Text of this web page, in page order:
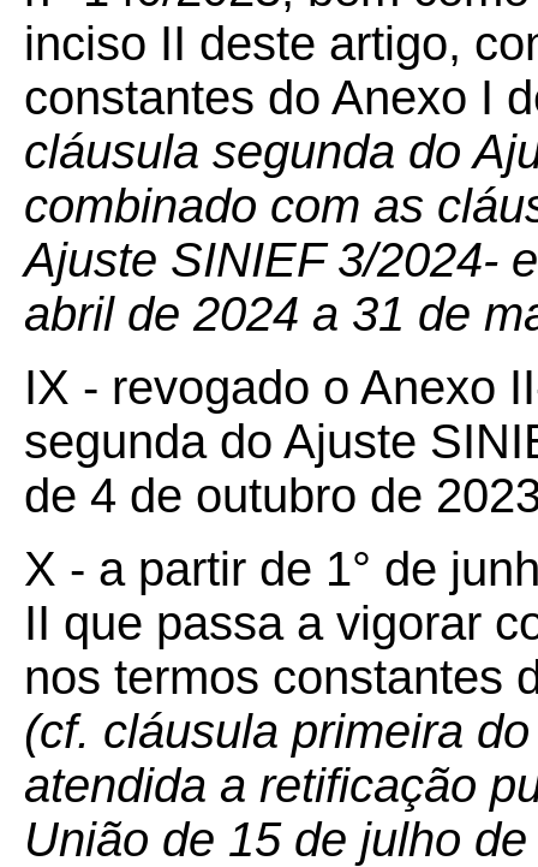
inciso II deste artigo,
constantes do Anexo I
cláusula segunda do
combinado com as
Ajuste SINIEF 3/2024-
abril de 2024 a 31 de
IX - revogado o Anexo
segunda do Ajuste
de 4 de outubro de
X - a partir de 1° de
II que passa a vigorar
nos termos constantes
(cf. cláusula primeira
atendida a retificação
União de 15 de julho